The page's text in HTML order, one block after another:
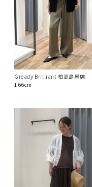
Gready Brilliant 柏高島屋店
166cm